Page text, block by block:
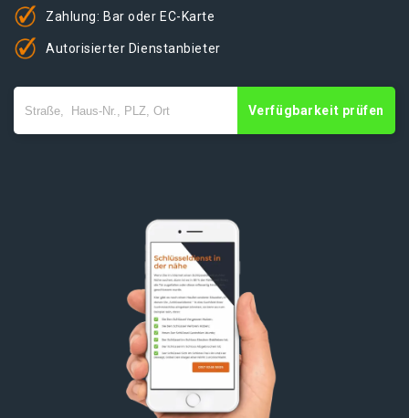
Zahlung: Bar oder EC-Karte
Autorisierter Dienstanbieter
Verfügbarkeit prüfen